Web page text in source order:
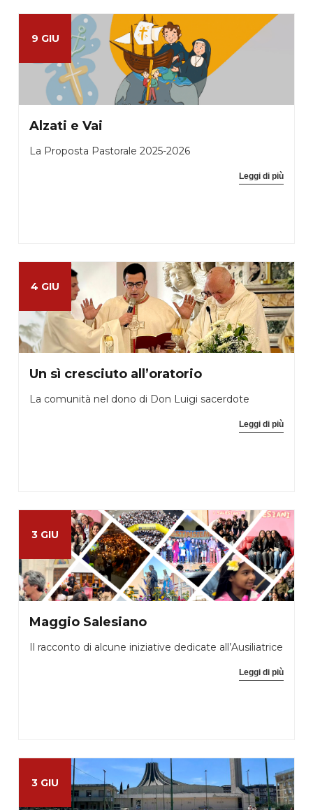
9 GIU
Alzati e Vai
La Proposta Pastorale 2025-2026
Leggi di più
4 GIU
Un sì cresciuto all’oratorio
La comunità nel dono di Don Luigi sacerdote
Leggi di più
3 GIU
Maggio Salesiano
Il racconto di alcune iniziative dedicate all’Ausiliatrice
Leggi di più
3 GIU